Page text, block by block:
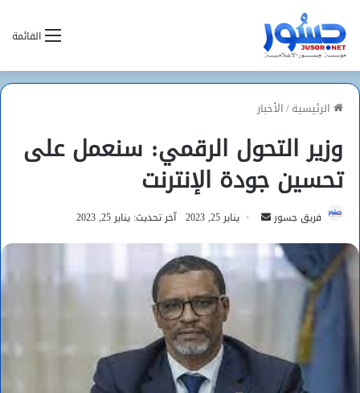
القائمة
الرئيسية/الأخبار
وزير التحول الرقمي: سنعمل على
تحسين جودة الإنترنت
فريق جسور
أرسل
إلكترونيا
يناير 25, 2023 آخر تحديث: يناير 25, 2023